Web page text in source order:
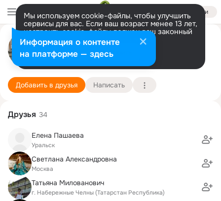
Войти
Мы используем cookie-файлы, чтобы улучшить
сервисы для вас. Если ваш возраст менее 13 лет,
настроить cookie-файлы должен ваш законный
представитель. Больше информации
Разрешить все Настроить
Igor' Трухачёв
Москва 30 июня (57 лет)
Подробнее
Добавить в друзья Написать
Друзья 34
Елена Пашаева
Уральск
Светлана Александровна
Москва
Татьяна Милованович
г. Набережные Челны (Татарстан Республика)
Информация о контенте
на платформе — здесь